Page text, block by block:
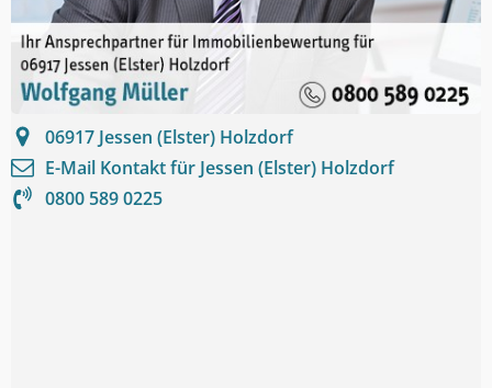
06917 Jessen (Elster) Holzdorf
E-Mail Kontakt für Jessen (Elster) Holzdorf
0800 589 0225